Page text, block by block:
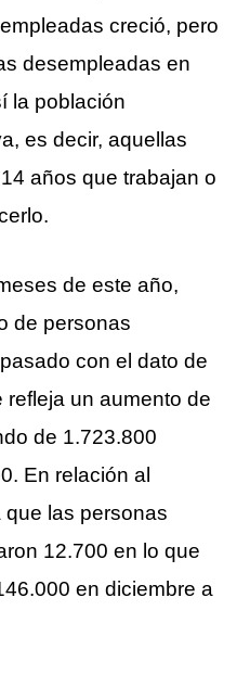
creció, pero
desempleadas en
la población
es decir, aquellas
años que trabajan o
de este año,
de personas
con el dato de
un aumento de
de 1.723.800
En relación al
las personas
12.700 en lo que
en diciembre a